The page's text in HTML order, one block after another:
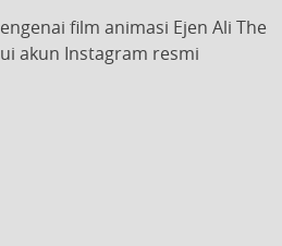
film animasi Ejen Ali The
akun Instagram resmi